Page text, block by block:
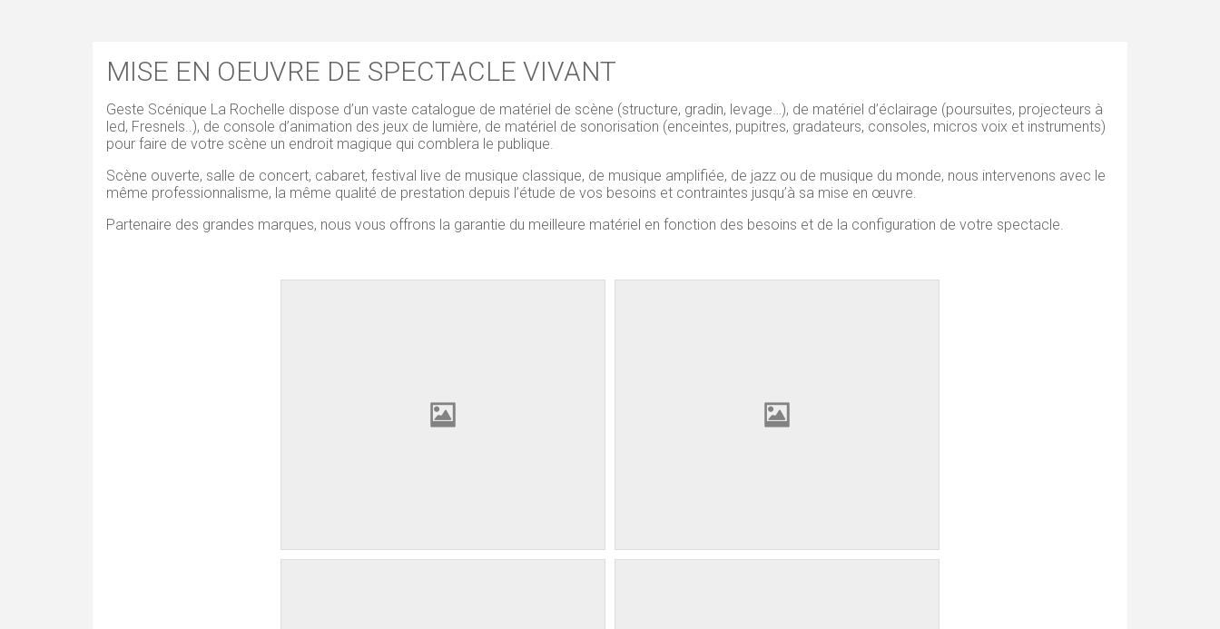
MISE EN OEUVRE DE SPECTACLE VIVANT
Geste Scénique La Rochelle dispose d’un vaste catalogue de matériel de scène (structure, gradin, levage…), de matériel d’éclairage (poursuites, projecteurs à
led, Fresnels..), de console d’animation des jeux de lumière, de matériel de sonorisation (enceintes, pupitres, gradateurs, consoles, micros voix et instruments)
pour faire de votre scène un endroit magique qui comblera le publique.
Scène ouverte, salle de concert, cabaret, festival live de musique classique, de musique amplifiée, de jazz ou de musique du monde, nous intervenons avec le
même professionnalisme, la même qualité de prestation depuis l’étude de vos besoins et contraintes jusqu’à sa mise en œuvre.
Partenaire des grandes marques, nous vous offrons la garantie du meilleure matériel en fonction des besoins et de la configuration de votre spectacle.